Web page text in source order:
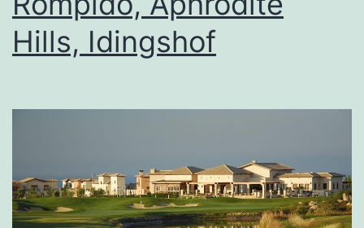
Hills, Idingshof